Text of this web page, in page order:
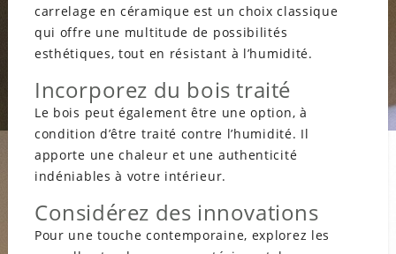
carrelage en céramique est un choix classique
qui offre une multitude de possibilités
esthétiques, tout en résistant à l’humidité.
Incorporez du bois traité
Le bois peut également être une option, à
condition d’être traité contre l’humidité. Il
apporte une chaleur et une authenticité
indéniables à votre intérieur.
Considérez des innovations
Pour une touche contemporaine, explorez les